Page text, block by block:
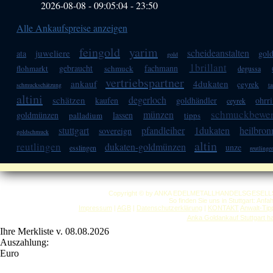
2026-08-08 - 09:05:04-23:50
Alle Ankaufspreise anzeigen
ata juweliere feingold yarim gold scheideanstalten
flohmarkt gebraucht schmuck fachmann 1brillant degussa
schmuckschätzung ankauf vertriebspartner 4dukaten çeyrek
altini schätzen kaufen degerloch goldhändler ceyrek
goldmünzen
palladium lassen münzen tipps
goldschmuck stuttgart sovereign pfandleiher 1dukaten
reutlingen esslingen dukaten-goldmünzen altin unze
Copyright © by ANKA
So finden Sie uns in Stuttgart:
Impressum | AGB | Datenschutzerklärung | KONTAKT Anwalt-
Anka Goldankauf Stuttgart
Ihre Merkliste v. 08.08.2026
Auszahlung:
Euro